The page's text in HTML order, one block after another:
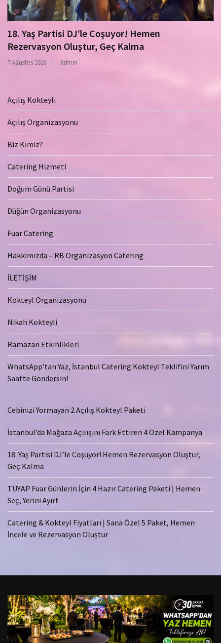
18. Yaş Partisi DJ’le Coşuyor! Hemen
Rezervasyon Oluştur, Geç Kalma
7 Ağustos 2026 Admin
Açılış Kokteyli
Açılış Organizasyonu
Biz Kimiz?
Catering Hizmeti
Doğum Günü Partisi
Düğün Organizasyonu
Fuar Catering
Hakkımızda – RB Organizasyon Catering
İLETİŞİM
Kokteyl Organizasyonu
Nikah Kokteyli
Ramazan Etkinlikleri
WhatsApp’tan Yaz, İstanbul Catering Kokteyl Teklifini Yarım
Saatte Göndersin!
Cebinizi Yormayan 2 Açılış Kokteyl Paketi
İstanbul’da Mağaza Açılışını Fark Ettiren 4 Özel Kampanya
18. Yaş Partisi DJ’le Coşuyor! Hemen Rezervasyon Oluştur,
Geç Kalma
TÜYAP Fuar Günlerin İçin 4 Hazır Catering Paketi | Hemen
Seç, Yerini Ayırt
Catering & Kokteyl Fiyatları | Sana Özel 5 Paket, Hemen
İncele ve Rezervasyon Oluştur